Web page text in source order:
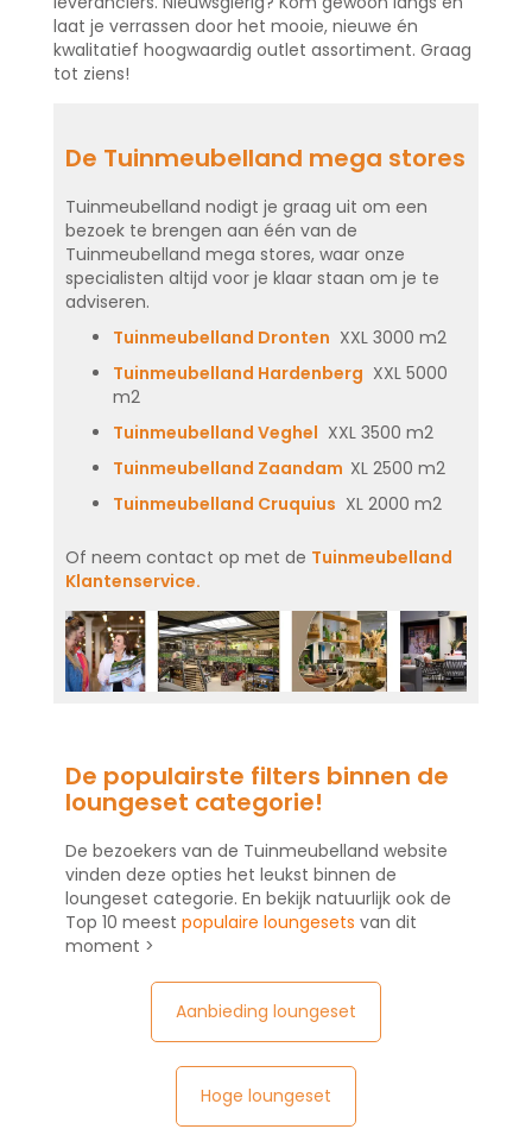
laat je verrassen door het mooie, nieuwe én
kwalitatief hoogwaardig outlet assortiment. Graag
tot ziens!
De Tuinmeubelland mega stores
Tuinmeubelland nodigt je graag uit om een
bezoek te brengen aan één van de
Tuinmeubelland mega stores, waar onze
specialisten altijd voor je klaar staan om je te
adviseren.
Tuinmeubelland Dronten XXL 3000 m2
Tuinmeubelland Hardenberg XXL 5000
m2
Tuinmeubelland Veghel XXL 3500 m2
Tuinmeubelland Zaandam XL 2500 m2
Tuinmeubelland Cruquius XL 2000 m2
Of neem contact op met de Tuinmeubelland
Klantenservice.
De populairste filters binnen de
loungeset categorie!
De bezoekers van de Tuinmeubelland website
vinden deze opties het leukst binnen de
loungeset categorie. En bekijk natuurlijk ook de
Top 10 meest populaire loungesets van dit
moment >
Aanbieding loungeset
Hoge loungeset